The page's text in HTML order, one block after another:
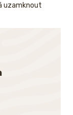
uzamknout